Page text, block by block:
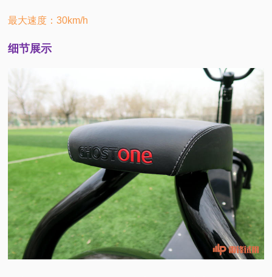
最大速度：30km/h
细节展示